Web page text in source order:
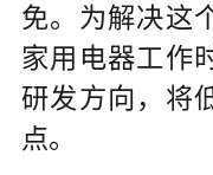
免。为解决这
家用电器工作
研发方向，将
点。